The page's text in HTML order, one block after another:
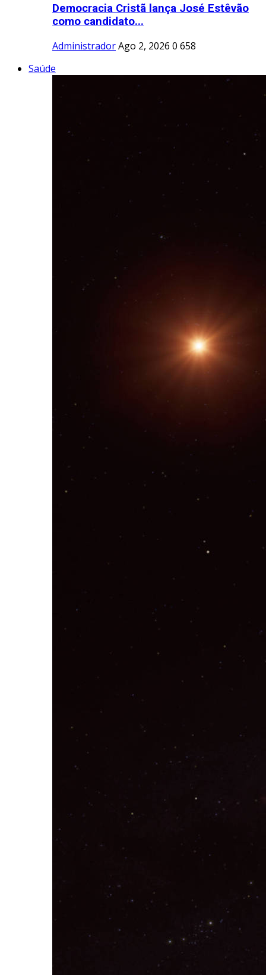
Democracia Cristã lança José Estêvão
como candidato...
AdministradorAgo 2, 2026 0 658
Saúde